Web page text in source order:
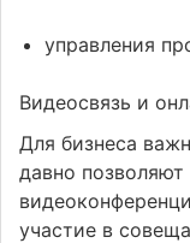
управления
Видеосвязь и
Для бизнеса
давно
участие в